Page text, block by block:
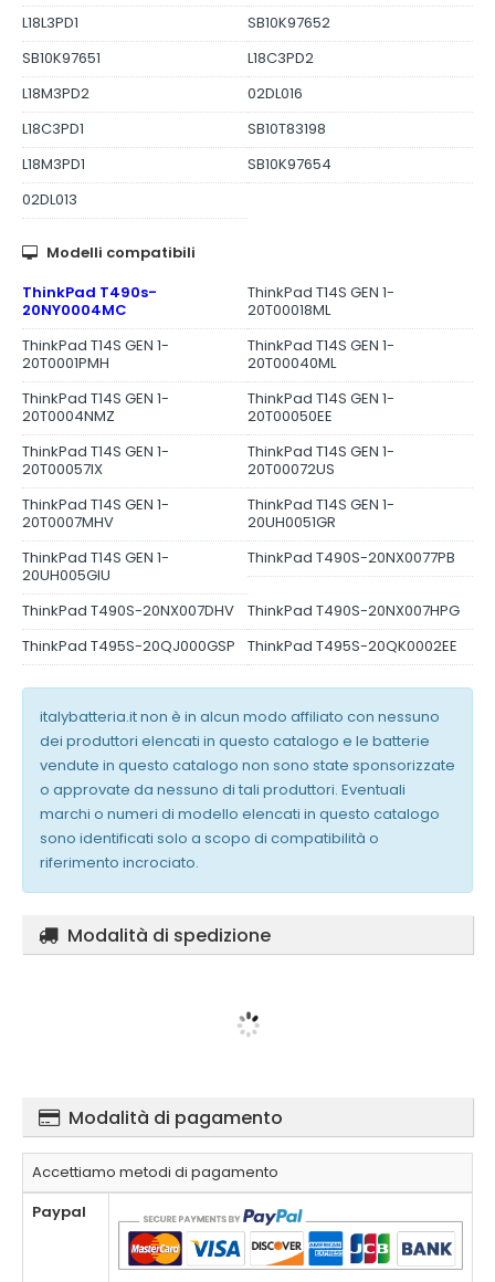
L18L3PD1
SB10K97652
SB10K97651
L18C3PD2
L18M3PD2
02DL016
L18C3PD1
SB10T83198
L18M3PD1
SB10K97654
02DL013
Modelli compatibili
ThinkPad T490s-
20NY0004MC
ThinkPad T14S GEN 1-
20T00018ML
ThinkPad T14S GEN 1-
20T0001PMH
ThinkPad T14S GEN 1-
20T00040ML
ThinkPad T14S GEN 1-
20T0004NMZ
ThinkPad T14S GEN 1-
20T00050EE
ThinkPad T14S GEN 1-
20T00057IX
ThinkPad T14S GEN 1-
20T00072US
ThinkPad T14S GEN 1-
20T0007MHV
ThinkPad T14S GEN 1-
20UH0051GR
ThinkPad T14S GEN 1-
20UH005GIU
ThinkPad T490S-20NX0077PB
ThinkPad T490S-20NX007DHV
ThinkPad T490S-20NX007HPG
ThinkPad T495S-20QJ000GSP
ThinkPad T495S-20QK0002EE
italybatteria.it non è in alcun modo affiliato con nessuno
dei produttori elencati in questo catalogo e le batterie
vendute in questo catalogo non sono state sponsorizzate
o approvate da nessuno di tali produttori. Eventuali
marchi o numeri di modello elencati in questo catalogo
sono identificati solo a scopo di compatibilità o
riferimento incrociato.
Modalità di spedizione
Modalità di pagamento
Accettiamo metodi di pagamento
Paypal